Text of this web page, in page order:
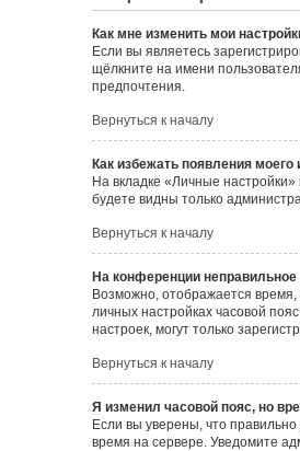
Как мне изменить мои
Если вы являетесь
щёлкните на имени
предпочтения.
Вернуться к началу
Как избежать появления
На вкладке «Личные
будете видны только
Вернуться к началу
На конференции
Возможно, отображается время,
личных настройках часовой
настроек, могут только
Вернуться к началу
Я изменил часовой пояс, но
Если вы уверены, что
время на сервере. Уведомите